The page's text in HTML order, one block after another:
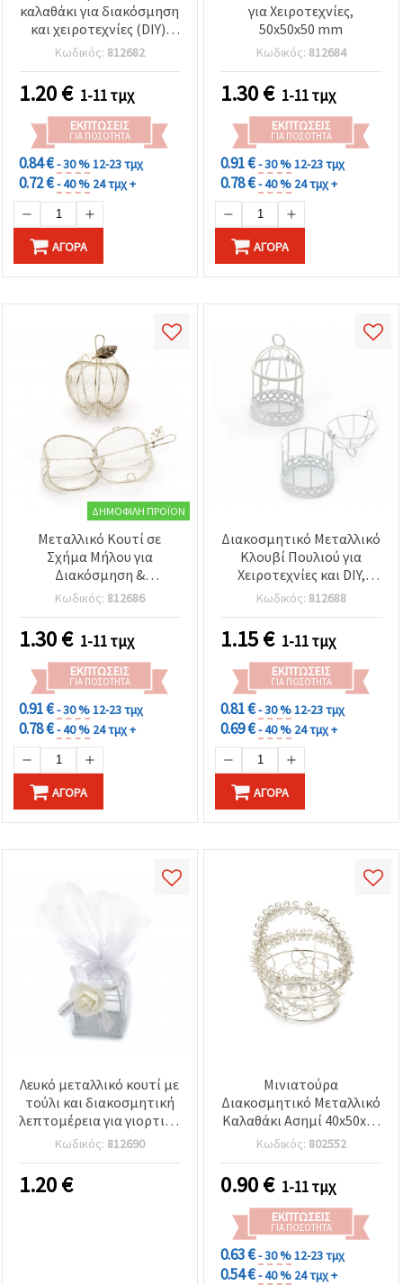
καλαθάκι για διακόσμηση
και χειροτεχνίες (DIY),
40x60x100 mm
Κωδικός: 812682
1.20€ 1-11 τμχ
ΕΚΠΤΏΣΕΙΣ
ΓΙΑ ΠΟΣΌΤΗΤΑ
0.84 €- 30 %12-23 τμχ
0.72 €- 40 % 24 τμχ +
ΑΓΟΡΆ
για Χειροτεχνίες,
50x50x50 mm
Κωδικός: 812684
1.30€ 1-11 τμχ
ΕΚΠΤΏΣΕΙΣ
ΓΙΑ ΠΟΣΌΤΗΤΑ
0.91 €- 30 %12-23 τμχ
0.78 €- 40 % 24 τμχ +
ΑΓΟΡΆ
ΔΗΜΟΦΙΛΉ ΠΡΟΪΌΝ
Μεταλλικό Κουτί σε
Σχήμα Μήλου για
Διακόσμηση &
Χειροτεχνίες, Ασημί,
60x85 mm
Κωδικός: 812686
1.30€ 1-11 τμχ
ΕΚΠΤΏΣΕΙΣ
ΓΙΑ ΠΟΣΌΤΗΤΑ
0.91 €- 30 %12-23 τμχ
0.78 €- 40 % 24 τμχ +
ΑΓΟΡΆ
Διακοσμητικό Μεταλλικό
Κλουβί Πουλιού για
Χειροτεχνίες και DIY,
Λευκό, 55x97 mm
Κωδικός: 812688
1.15€ 1-11 τμχ
ΕΚΠΤΏΣΕΙΣ
ΓΙΑ ΠΟΣΌΤΗΤΑ
0.81 €- 30 %12-23 τμχ
0.69 €- 40 % 24 τμχ +
ΑΓΟΡΆ
Λευκό μεταλλικό κουτί με
τούλι και διακοσμητική
λεπτομέρεια για γιορτινή
διακόσμηση &
μπομπονιέρες γάμου,
90×50×50 mm
Κωδικός: 812690
1.20€
Μινιατούρα
Διακοσμητικό Μεταλλικό
Καλαθάκι Ασημί 40x50x65
mm για Χειροτεχνίες &
DIY
Κωδικός: 802552
0.90€ 1-11 τμχ
ΕΚΠΤΏΣΕΙΣ
ΓΙΑ ΠΟΣΌΤΗΤΑ
0.63 €- 30 %12-23 τμχ
0.54 €- 40 % 24 τμχ +